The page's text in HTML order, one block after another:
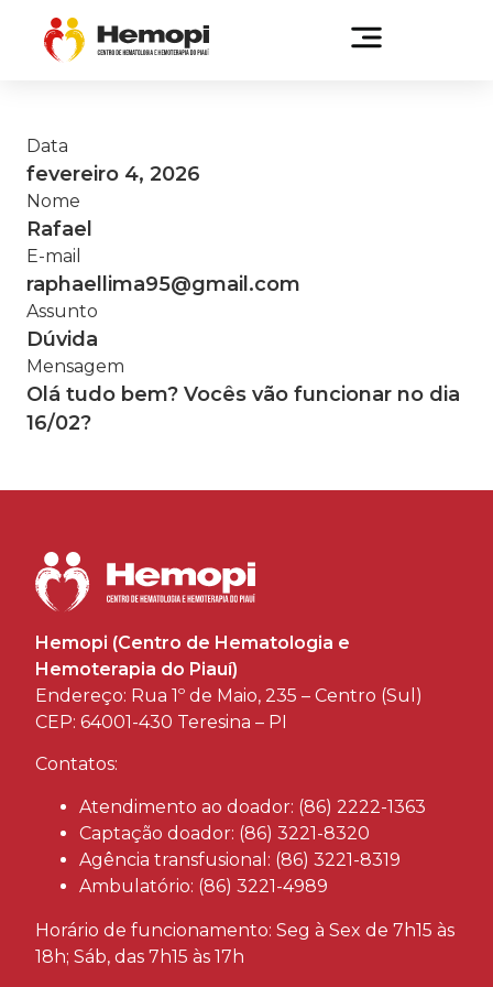
Data
fevereiro 4, 2026
Nome
Rafael
E-mail
raphaellima95@gmail.com
Assunto
Dúvida
Mensagem
Olá tudo bem? Vocês vão funcionar no dia
16/02?
Hemopi (Centro de Hematologia e
Hemoterapia do Piauí)
Endereço: Rua 1º de Maio, 235 – Centro (Sul)
CEP: 64001-430 Teresina – PI
Contatos:
Atendimento ao doador: (86) 2222-1363
Captação doador: (86) 3221-8320
Agência transfusional: (86) 3221-8319
Ambulatório: (86) 3221-4989
Horário de funcionamento: Seg à Sex de 7h15 às
18h; Sáb, das 7h15 às 17h